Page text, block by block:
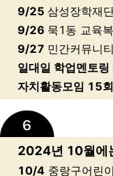
9/25 삼성장학재
9/26 묵1동 교육
9/27 민간커뮤니
일대일 학업멘토
자치활동모임 15회
2024년 10월에
10/4 중랑구어린